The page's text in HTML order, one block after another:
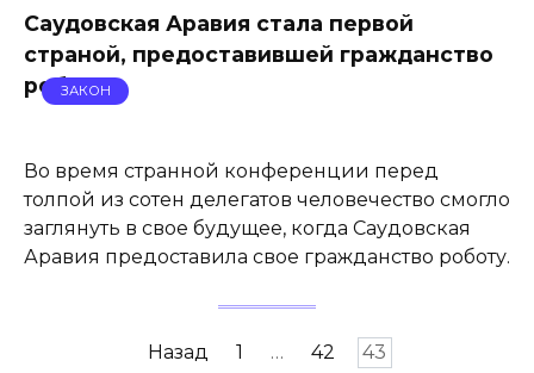
Саудовская Аравия стала первой
страной, предоставившей гражданство
роботу
ЗАКОН
Во время странной конференции перед
толпой из сотен делегатов человечество смогло
заглянуть в свое будущее, когда Саудовская
Аравия предоставила свое гражданство роботу.
Назад 1 … 42 43